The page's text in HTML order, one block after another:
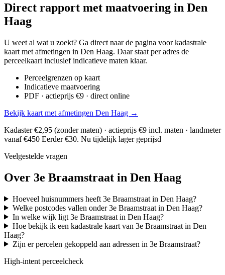
Direct rapport met maatvoering in Den
Haag
U weet al wat u zoekt? Ga direct naar de pagina voor kadastrale
kaart met afmetingen in Den Haag. Daar staat per adres de
perceelkaart inclusief indicatieve maten klaar.
Perceelgrenzen op kaart
Indicatieve maatvoering
PDF · actieprijs €9 · direct online
Bekijk kaart met afmetingen Den Haag →
Kadaster €2,95 (zonder maten) · actieprijs €9 incl. maten · landmeter
vanaf €450 Eerder €30. Nu tijdelijk lager geprijsd
Veelgestelde vragen
Over 3e Braamstraat in Den Haag
Hoeveel huisnummers heeft 3e Braamstraat in Den Haag?
Welke postcodes vallen onder 3e Braamstraat in Den Haag?
In welke wijk ligt 3e Braamstraat in Den Haag?
Hoe bekijk ik een kadastrale kaart van 3e Braamstraat in Den
Haag?
Zijn er percelen gekoppeld aan adressen in 3e Braamstraat?
High-intent perceelcheck